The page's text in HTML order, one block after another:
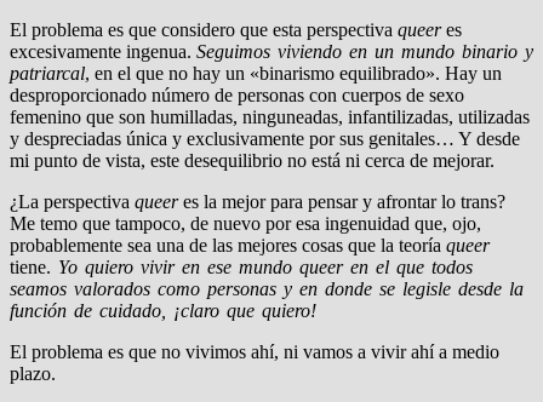
El problema es que considero que esta perspectiva queeres
excesivamente ingenua. Seguimos viviendo en un mundo binario y
patriarcal, en el que no hay un «binarismo equilibrado». Hay un
desproporcionado número de personas con cuerpos de sexo
femenino que son humilladas, ninguneadas, infantilizadas, utilizadas
y despreciadas única y exclusivamente por sus genitales… Y desde
mi punto de vista, este desequilibrio no está ni cerca de mejorar.
¿La perspectiva queeres la mejor para pensar y afrontar lo trans?
Me temo que tampoco, de nuevo por esa ingenuidad que, ojo,
probablemente sea una de las mejores cosas que la teoría queer
tiene. Yo quiero vivir en ese mundo queer en el que todos
seamos valorados como personas y en donde se legisle desde la
función de cuidado, ¡claro que quiero!
El problema es que no vivimos ahí, ni vamos a vivir ahí a medio
plazo.